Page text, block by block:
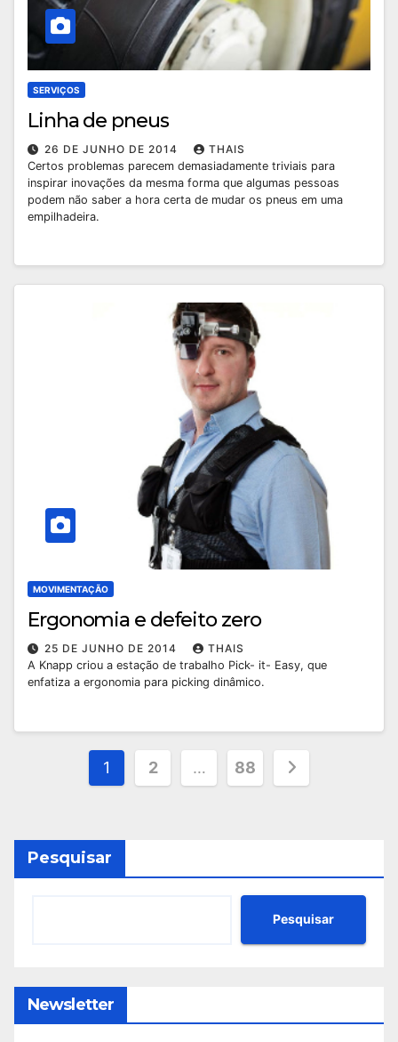
SERVIÇOS
Linha de pneus
26 DE JUNHO DE 2014
THAIS
Certos problemas parecem demasiadamente triviais para
inspirar inovações da mesma forma que algumas pessoas
podem não saber a hora certa de mudar os pneus em uma
empilhadeira.
MOVIMENTAÇÃO
Ergonomia e defeito zero
25 DE JUNHO DE 2014
THAIS
A Knapp criou a estação de trabalho Pick- it- Easy, que
enfatiza a ergonomia para picking dinâmico.
Paginação
de
1 2 … 88
Pesquisar
Pesquisar
Newsletter